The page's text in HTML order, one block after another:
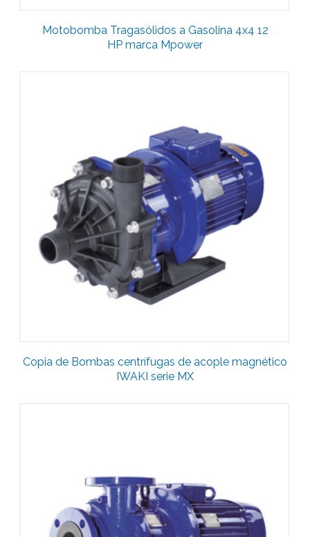
Motobomba Tragasólidos a Gasolina 4x4 12
HP marca Mpower
Copia de Bombas centrífugas de acople magnético
IWAKI serie MX